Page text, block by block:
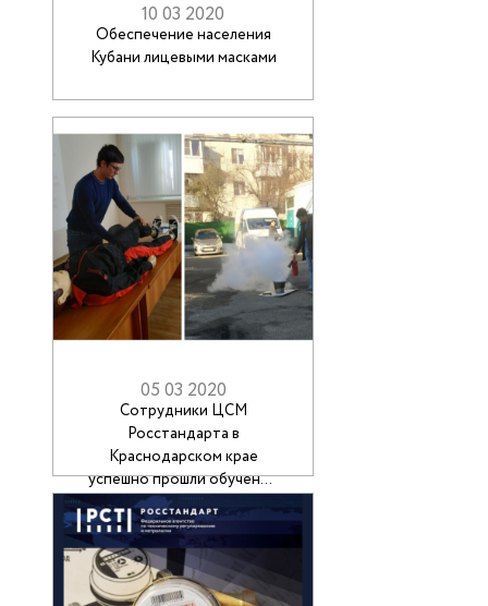
10 03 2020
Обеспечение населения
Кубани лицевыми масками
05 03 2020
Сотрудники ЦСМ
Росстандарта в
Краснодарском крае
успешно прошли обучение
приёмам оказания первой
помощи пострадавшим на
производстве и
противопожарную
тренировку